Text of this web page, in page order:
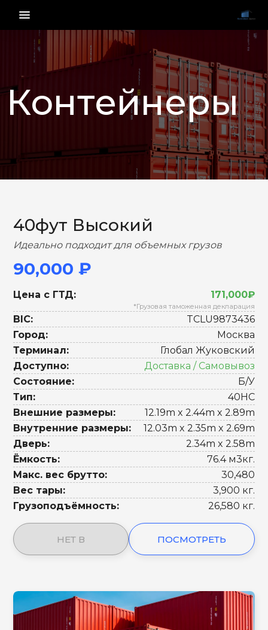
menu_vert
Контейнеры
НАЗАД ВПЕРЕД
40фут Высокий
Идеально подходит для объемных грузов
90,000 ₽
Цена с ГТД: 171,000₽
*Грузовая таможенная декларация
BIC:
TCLU9873436
Город:
Москва
Терминал:
Глобал Жуковский
Доступно:
Доставка / Самовывоз
Состояние:
Б/У
Тип:
40HC
Внешние размеры:
12.19m x 2.44m x 2.89m
Внутренние размеры:
12.03m x 2.35m x 2.69m
Дверь:
2.34m x 2.58m
Ёмкость:
76.4 м3кг.
Макс. вес брутто:
30,480
Вес тары:
3,900 кг.
Грузоподъёмность:
26,580 кг.
НЕТ В ПОСМОТРЕТЬ